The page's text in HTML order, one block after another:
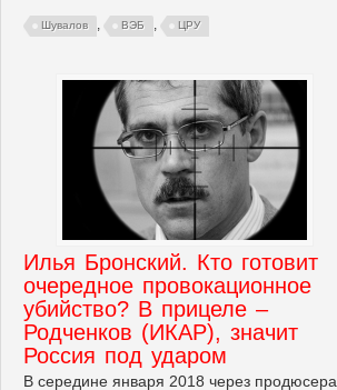
Шувалов , ВЭБ , ЦРУ
Илья Бронский. Кто готовит
очередное провокационное
убийство? В прицеле –
Родченков (ИКАР), значит
Россия под ударом
В середине января 2018 через продюсера